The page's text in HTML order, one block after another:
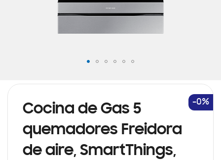
Cocina de Gas 5
quemadores Freidora
de aire, SmartThings,
-0%
comienzo
galería
imágenes